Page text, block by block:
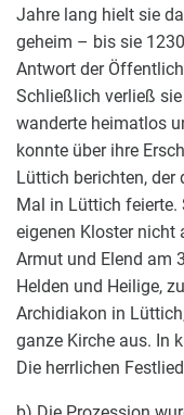
Jahre lang hielt sie
geheim – bis sie
Antwort der
Schließlich verließ
wanderte heimatlos
konnte über ihre
Lüttich berichten, der
Mal in Lüttich
eigenen Kloster nicht
Armut und Elend am
Helden und Heilige,
Archidiakon in
ganze Kirche aus. In
Die herrlichen